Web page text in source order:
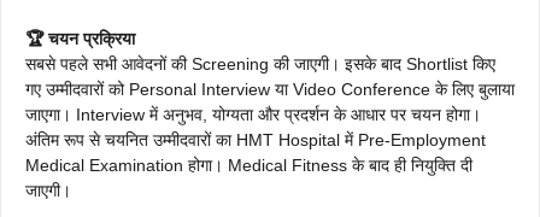
🏆 चयन प्रक्रिया
सबसे पहले सभी आवेदनों की Screening की जाएगी। इसके बाद Shortlist किए
गए उम्मीदवारों को Personal Interview या Video Conference के लिए बुलाया
जाएगा। Interview में अनुभव, योग्यता और प्रदर्शन के आधार पर चयन होगा।
अंतिम रूप से चयनित उम्मीदवारों का HMT Hospital में Pre-Employment
Medical Examination होगा। Medical Fitness के बाद ही नियुक्ति दी
जाएगी।